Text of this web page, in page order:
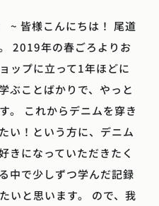
皆様こんにちは！ 尾道
2019年の春ごろよりお
ップに立って1年ほどに
ぶことばかりで、やっと
。 これからデニムを穿き
い！という方に、デニム
きになっていただきたく
中で少しずつ学んだ記録
いと思います。 ので、我